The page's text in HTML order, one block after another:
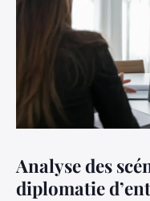
Analyse des
diplomatie